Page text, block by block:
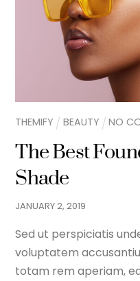
THEMIFY BEAUTY NO
The Best
Shade
JANUARY2,2019
Sed ut perspiciatis
voluptatem
totam rem aperiam,